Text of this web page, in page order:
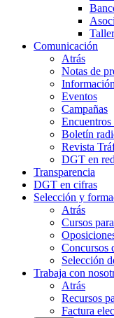
Comunicación
Atrás
Notas de
Eventos
Campañas
Boletín
Revista
DGT en
Transparencia
DGT en cifras
Selección y
Atrás
Cursos
Concursos
Selección
Trabaja con
Atrás
Recursos
Factura